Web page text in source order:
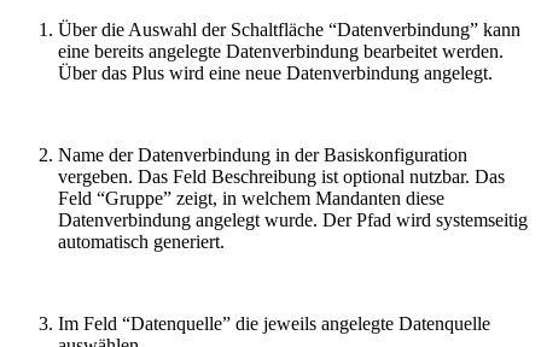
Über die Auswahl der Schaltfläche “Datenverbindung” kann
eine bereits angelegte Datenverbindung bearbeitet werden.
Über das Plus wird eine neue Datenverbindung angelegt.
Name der Datenverbindung in der Basiskonfiguration
vergeben. Das Feld Beschreibung ist optional nutzbar. Das
Feld “Gruppe” zeigt, in welchem Mandanten diese
Datenverbindung angelegt wurde. Der Pfad wird systemseitig
automatisch generiert.
Im Feld “Datenquelle” die jeweils angelegte Datenquelle